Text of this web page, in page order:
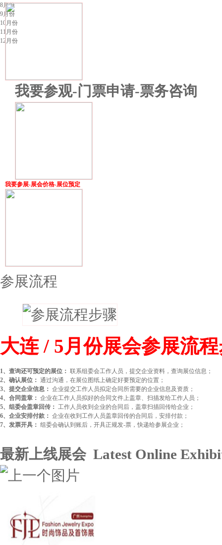
8月份
9月份
10月份
11月份
12月份
我要参观-门票申请-票务咨询
我要参展-展会价格-展位预定
参展流程
大连 / 5月份展会参展流
1、查询还可预定的展位： 联系组委会工作人员，提交企业资料，查询展位信息；
2、确认展位： 通过沟通，在展位图纸上确定好要预定的位置；
3、提交企业信息： 企业提交工作人员拟定合同所需要的企业信息及资质；
4、合同盖章： 企业在工作人员拟好的合同文件上盖章、扫描发给工作人员；
5、组委会盖章回传： 工作人员收到企业的合同后，盖章扫描回传给企业；
6、企业安排付款： 企业在收到工作人员盖章回传的合同后，安排付款；
7、发票开具： 组委会确认到账后，开具正规发-票，快递给参展企业；
最新上线展会 Latest Online